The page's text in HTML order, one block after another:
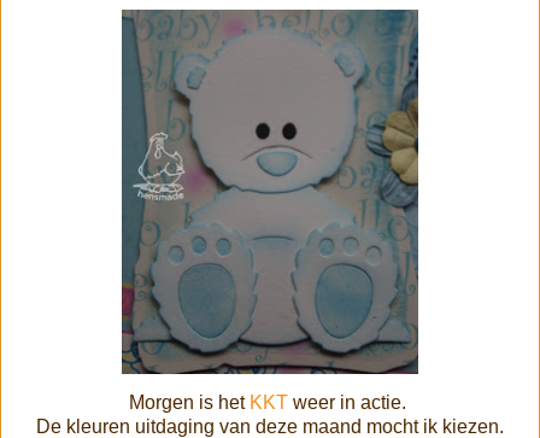
Morgen is het KKT weer in actie.
De kleuren uitdaging van deze maand mocht ik kiezen.